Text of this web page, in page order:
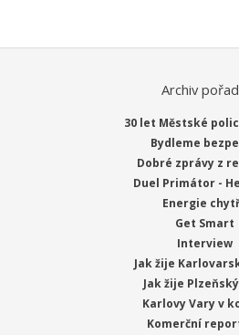
Archiv
30 let Městské
Bydleme
Dobré zprávy z
Duel Primátor -
Energie
Get Smart
Interview
Jak žije
Jak žije
Karlovy Vary v
Komerční